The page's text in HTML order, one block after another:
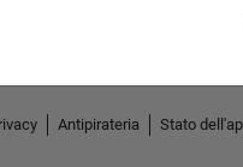
Antipirateria Stato